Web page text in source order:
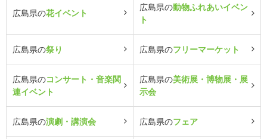
広島県の花イベント
広島県の動物ふれあいイベン
ト
広島県の祭り 広島県のフリーマーケット
広島県のコンサート・音楽関
連イベント
広島県の美術展・博物展・展
示会
広島県の演劇・講演会 広島県のフェア